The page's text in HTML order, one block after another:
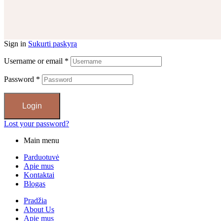
Sign in Sukurti paskyrą
Username or email *
Password *
Login
Lost your password?
Main menu
Parduotuvė
Apie mus
Kontaktai
Blogas
Pradžia
About Us
Apie mus